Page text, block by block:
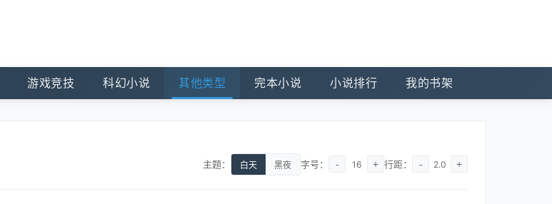
游戏竞技 科幻小说 其他类型 完本小说 小说排行 我的书架
主题： 白天 黑夜 字号： - 16 + 行距： - 2.0 +